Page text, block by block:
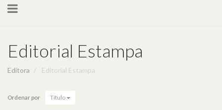
Toggle
Editorial Estampa
Editora Editorial Estampa
Ordenar por Título